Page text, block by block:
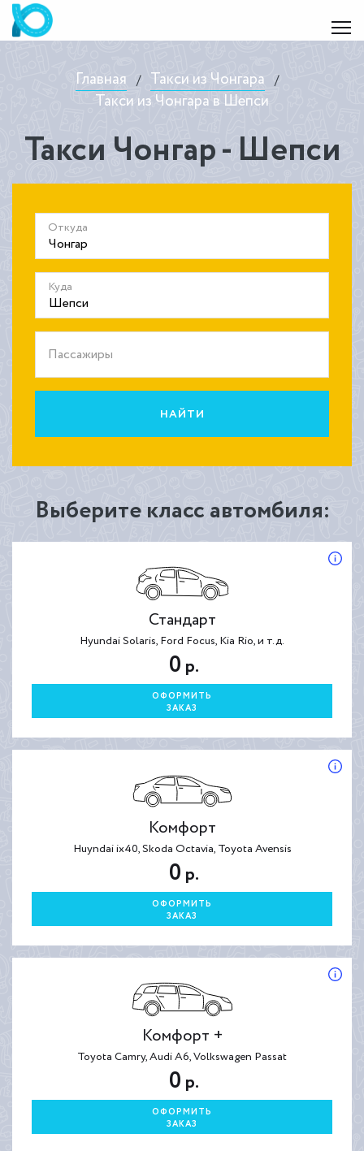
Главная / Такси из Чонгара /
Такси из Чонгара в Шепси
Такси Чонгар - Шепси
Откуда
Куда
Пассажиры
НАЙТИ
Выберите класс автомбиля:
Стандарт
Hyundai Solaris, Ford Focus, Kia Rio, и т.д.
0 р.
ОФОРМИТЬ
ЗАКАЗ
Комфорт
Huyndai ix40, Skoda Octavia, Toyota Avensis
0 р.
ОФОРМИТЬ
ЗАКАЗ
Комфорт +
Toyota Camry, Audi A6, Volkswagen Passat
0 р.
ОФОРМИТЬ
ЗАКАЗ